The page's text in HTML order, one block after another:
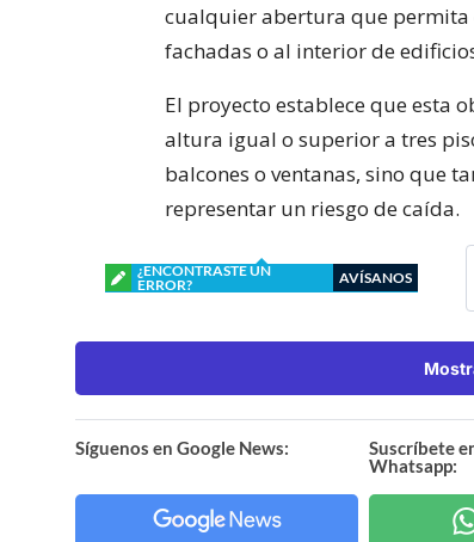
cualquier abertura que permita
fachadas o al interior de
El proyecto establece que esta
altura igual o superior a tres
balcones o ventanas, sino que
representar un riesgo de caída.
¿ENCONTRASTE UN
ERROR?
AVÍSANOS
Síguenos en Google News:
Suscríbete
Whatsapp: